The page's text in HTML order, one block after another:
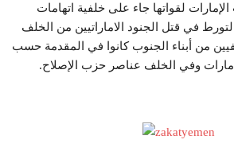
لقواتها جاء على خلفية اتهامات
في قتل الجنود الاماراتيين من الخلف
من أبناء الجنوب كانوا في المقدمة حسب
وفي الخلف عناصر حزب الإصلاح.